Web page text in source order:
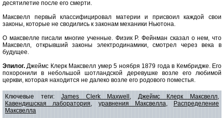
десятилетие после его смерти.
Максвелл первый классифицировал материи и присвоил каждой свои
законы, которые не сводились к законам механики Ньютона.
О максвелле писали многие ученные. Физик Р. Фейнман сказал о нем, что
Максвелл, открывший законы электродинамики, смотрел через века в
будущее.
Эпилог. Джеймс Клерк Максвелл умер 5 ноября 1879 года в Кембридже. Его
похоронили в небольшой шотландской деревушке возле его любимой
церкви, которая находится не далеко возле его родового поместья.
Ключевые теги:James Clerk Maxwell , Джеймс Клерк Максвелл,
Кавендишская лаборатория, уравнения Максвелла,
Распределение
Максвелла